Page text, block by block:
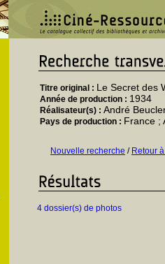
Titre original : Le Secret des
Année de production : 1934
Réalisateur(s) : André
Pays de production : France ;
Nouvelle recherche / Retour
4 dossier(s) de photos